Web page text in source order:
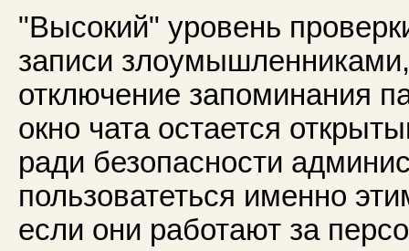
"Высокий" уровень
записи
отключение запоминания
окно чата остается
ради безопасности
пользоватеться именно
если они работают за